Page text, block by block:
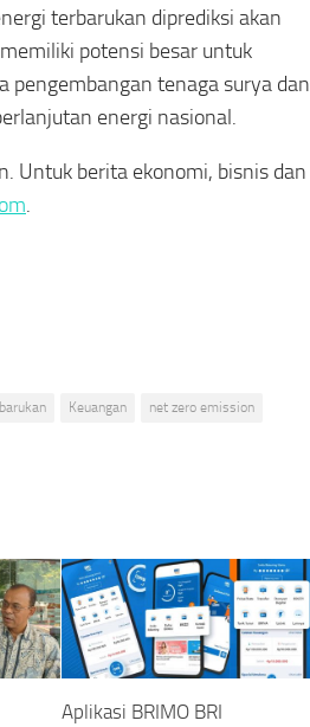
terbarukan diprediksi akan
potensi besar untuk
pengembangan tenaga surya dan
energi nasional.
Untuk berita ekonomi, bisnis dan
.
Keuangan
net zero emission
Aplikasi BRIMO BRI